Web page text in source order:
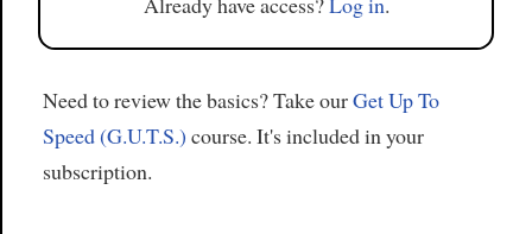
Need to review the basics? Take ourGet Up To
Speed (G.U.T.S.) course. It's included in your
subscription.